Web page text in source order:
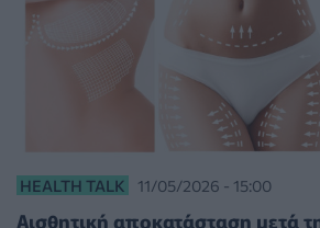
HEALTH TALK 11/05/2026 - 15:00
Αισθητική αποκατάσταση μετά